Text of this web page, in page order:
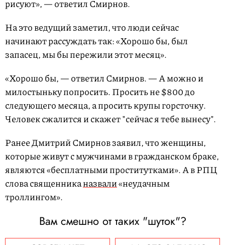
рисуют», — ответил Смирнов.
На это ведущий заметил, что люди сейчас
начинают рассуждать так: «Хорошо бы, был
запасец, мы бы пережили этот месяц».
«Хорошо бы, — ответил Смирнов. — А можно и
милостыньку попросить. Просить не $800 до
следующего месяца, а просить крупы горсточку.
Человек сжалится и скажет "сейчас я тебе вынесу".
Ранее Дмитрий Смирнов заявил, что женщины,
которые живут с мужчинами в гражданском браке,
являются «бесплатными проститутками». А в РПЦ
слова священниканазвали«неудачным
троллингом».
Вам смешно от таких "шуток"?